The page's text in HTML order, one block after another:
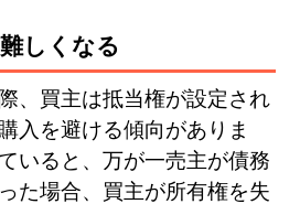
しくなる
、買主は抵当権が設定され
入を避ける傾向がありま
いると、万が一売主が債務
た場合、買主が所有権を失